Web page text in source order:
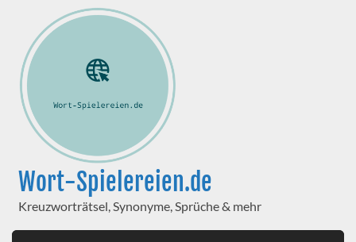
Wort-Spielereien.de
Kreuzworträtsel, Synonyme, Sprüche & mehr